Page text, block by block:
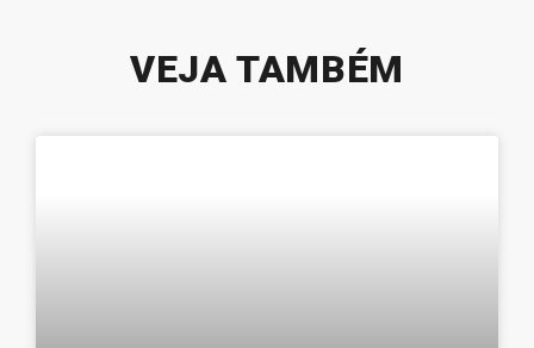
VEJA TAMBÉM